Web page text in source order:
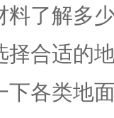
料了解多
择合适的
下各类地